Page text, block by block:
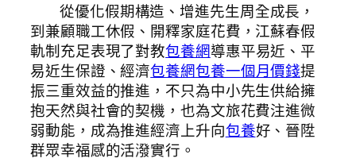
從優化假期構造、增進先生周全成長，
到兼顧職工休假、開釋家庭花費，江蘇春假
軌制充足表現了對教包養網導惠平易近、平
易近生保證、經濟包養網包養一個月價錢提
振三重效益的推進，不只為中小先生供給擁
抱天然與社會的契機，也為文旅花費注進微
弱動能，成為推進經濟上升向包養好、晉陞
群眾幸福感的活潑實行。